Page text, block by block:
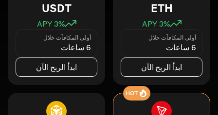
ETH
3% APY
أولى المكافآت خلال
6 ساعات
ابدأ الربح الآن
USDT
3% APY
أولى المكافآت خلال
6 ساعات
ابدأ الربح الآن
HOT